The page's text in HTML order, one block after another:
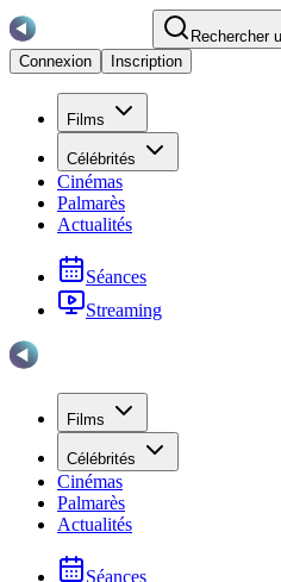
Rechercher
Connexion
Inscription
Films
Célébrités
Cinémas
Palmarès
Actualités
Séances
Streaming
Films
Célébrités
Cinémas
Palmarès
Actualités
Séances